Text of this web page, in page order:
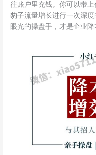
往账户里充钱。你可以带
豹子流量增长进行一次深
眼光的操盘手，才是企业